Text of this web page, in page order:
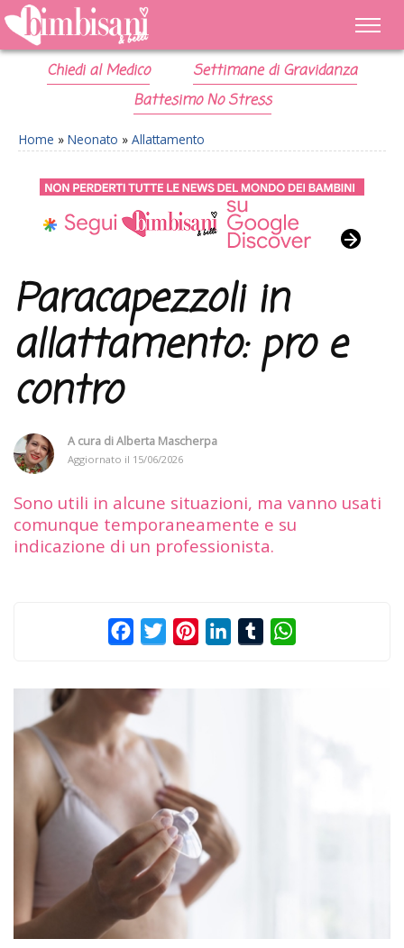
Chiedi al Medico
Settimane di Gravidanza
Battesimo No Stress
Home » Neonato » Allattamento
Paracapezzoli in
allattamento: pro e
contro
A cura diAlberta Mascherpa
Aggiornato il 15/06/2026
Sono utili in alcune situazioni, ma vanno usati
comunque temporaneamente e su
indicazione di un professionista.
FacebookTwitterPinterestLinkedInTumblr